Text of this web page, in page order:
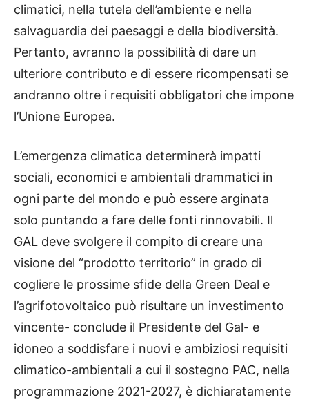
climatici, nella tutela dell’ambiente e nella
salvaguardia dei paesaggi e della biodiversità.
Pertanto, avranno la possibilità di dare un
ulteriore contributo e di essere ricompensati se
andranno oltre i requisiti obbligatori che impone
l’Unione Europea.
L’emergenza climatica determinerà impatti
sociali, economici e ambientali drammatici in
ogni parte del mondo e può essere arginata
solo puntando a fare delle fonti rinnovabili. Il
GAL deve svolgere il compito di creare una
visione del “prodotto territorio” in grado di
cogliere le prossime sfide della Green Deal e
l’agrifotovoltaico può risultare un investimento
vincente- conclude il Presidente del Gal- e
idoneo a soddisfare i nuovi e ambiziosi requisiti
climatico-ambientali a cui il sostegno PAC, nella
programmazione 2021-2027, è dichiaratamente